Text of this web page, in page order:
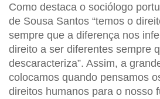
Como destaca o sociólogo
de Sousa Santos “temos o
sempre que a diferença nos
direito a ser diferentes sempre
descaracteriza”. Assim, a
colocamos quando pensamos
direitos humanos para o nosso